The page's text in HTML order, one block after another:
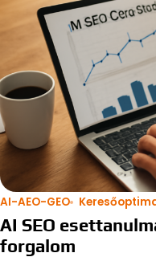
AI-AEO-GEO
AI SEO
forgalom